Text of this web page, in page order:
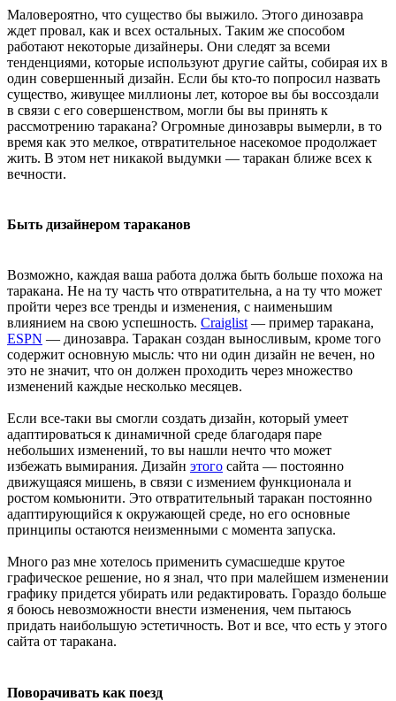
Маловероятно, что существо бы выжило. Этого динозавра
ждет провал, как и всех остальных. Таким же способом
работают некоторые дизайнеры. Они следят за всеми
тенденциями, которые используют другие сайты, собирая их в
один совершенный дизайн. Если бы кто-то попросил назвать
существо, живущее миллионы лет, которое вы бы воссоздали
в связи с его совершенством, могли бы вы принять к
рассмотрению таракана? Огромные динозавры вымерли, в то
время как это мелкое, отвратительное насекомое продолжает
жить. В этом нет никакой выдумки — таракан ближе всех к
вечности.
Быть дизайнером тараканов
Возможно, каждая ваша работа должа быть больше похожа на
таракана. Не на ту часть что отвратительна, а на ту что может
пройти через все тренды и изменения, с наименьшим
влиянием на свою успешность. Craiglist — пример таракана,
ESPN — динозавра. Таракан создан выносливым, кроме того
содержит основную мысль: что ни один дизайн не вечен, но
это не значит, что он должен проходить через множество
изменений каждые несколько месяцев.
Если все-таки вы смогли создать дизайн, который умеет
адаптироваться к динамичной среде благодаря паре
небольших изменений, то вы нашли нечто что может
избежать вымирания. Дизайн этого сайта — постоянно
движущаяся мишень, в связи с измением функционала и
ростом комьюнити. Это отвратительный таракан постоянно
адаптирующийся к окружающей среде, но его основные
принципы остаются неизменными с момента запуска.
Много раз мне хотелось применить сумасшедше крутое
графическое решение, но я знал, что при малейшем изменении
графику придется убирать или редактировать. Гораздо больше
я боюсь невозможности внести изменения, чем пытаюсь
придать наибольшую эстетичность. Вот и все, что есть у этого
сайта от таракана.
Поворачивать как поезд